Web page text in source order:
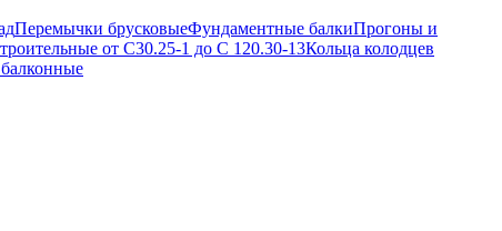
Перемычки брусковыеФундаментные балкиПрогоны и
от С30.25-1 до С 120.30-13Кольца колодцев